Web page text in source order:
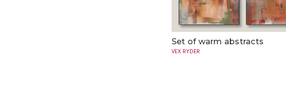
Set of warm abstracts
VEX RYDER